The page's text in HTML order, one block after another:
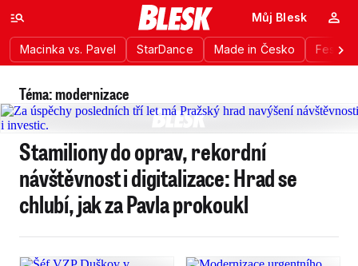
Macinka vs. Pavel StarDance Made in Česko
Můj Blesk
Téma: modernizace
Stamiliony do oprav, rekordní
návštěvnost i digitalizace: Hrad se
chlubí, jak za Pavla prokoukl